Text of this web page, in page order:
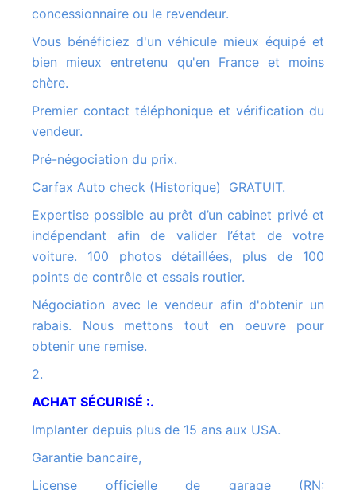
concessionnaire ou le revendeur.
Vous bénéficiez d'un véhicule mieux équipé et
bien mieux entretenu qu'en France et moins
chère.
Premier contact téléphonique et vérification du
vendeur.
Pré-négociation du prix.
Carfax Auto check (Historique) GRATUIT.
Expertise possible au prêt d’un cabinet privé et
indépendant afin de valider l’état de votre
voiture. 100 photos détaillées, plus de 100
points de contrôle et essais routier.
Négociation avec le vendeur afin d'obtenir un
rabais. Nous mettons tout en oeuvre pour
obtenir une remise.
2.
ACHAT SÉCURISÉ :.
Implanter depuis plus de 15 ans aux USA.
Garantie bancaire,
License officielle de garage (RN: